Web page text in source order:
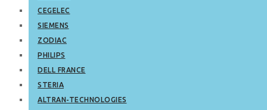
CEGELEC
SIEMENS
ZODIAC
PHILIPS
DELL FRANCE
STERIA
ALTRAN-TECHNOLOGIES